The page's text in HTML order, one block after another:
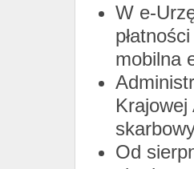
W e-
mobilna
Od